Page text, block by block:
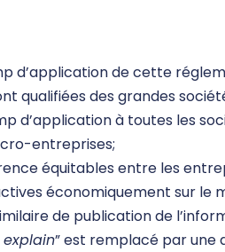
d’application de cette
qualifiées des grandes
d’application à toutes les
entreprises;
équitables entre les
économiquement sur le
de publication de
” est remplacé par une